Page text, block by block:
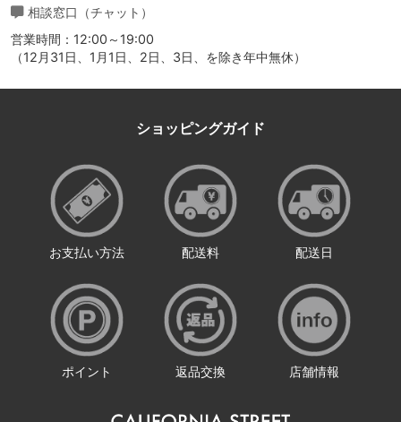
相談窓口（チャット）
営業時間：12:00～19:00
（12月31日、1月1日、2日、3日、を除き年中無休）
ショッピングガイド
お支払い方法 配送料 配送日
ポイント 返品交換 店舗情報